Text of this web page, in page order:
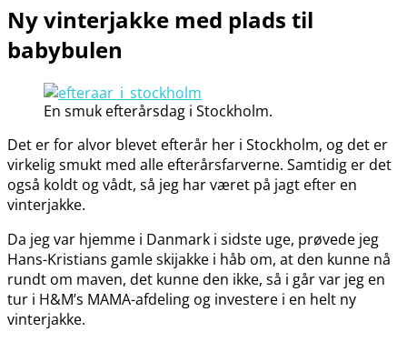
Ny vinterjakke med plads til
babybulen
En smuk efterårsdag i Stockholm.
Det er for alvor blevet efterår her i Stockholm, og det er
virkelig smukt med alle efterårsfarverne. Samtidig er det
også koldt og vådt, så jeg har været på jagt efter en
vinterjakke.
Da jeg var hjemme i Danmark i sidste uge, prøvede jeg
Hans-Kristians gamle skijakke i håb om, at den kunne nå
rundt om maven, det kunne den ikke, så i går var jeg en
tur i H&M’s MAMA-afdeling og investere i en helt ny
vinterjakke.